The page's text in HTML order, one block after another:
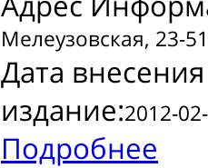
Мелеузовская, 23-51
Дата
издание:2012-
Подробнее